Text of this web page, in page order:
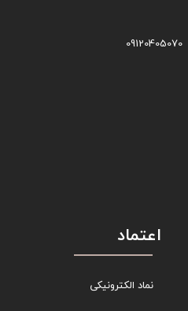
09120405070
اعتماد
نماد الکترونیکی